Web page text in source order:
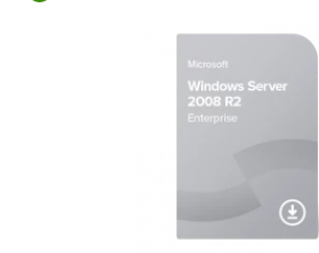
MS Windows Server
MS SharePoint Server